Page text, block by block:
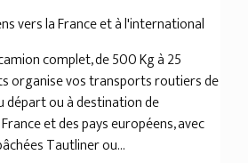
vers la France et à l'international
complet, de 500 Kg à 25
organise vos transports routiers de
départ ou à destination de
et des pays européens, avec
Tautliner ou...